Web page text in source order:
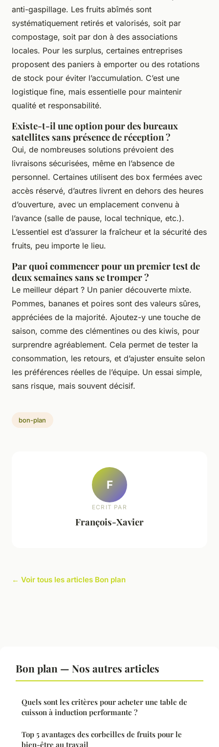
anti-gaspillage. Les fruits abîmés sont
systématiquement retirés et valorisés, soit par
compostage, soit par don à des associations
locales. Pour les surplus, certaines entreprises
proposent des paniers à emporter ou des rotations
de stock pour éviter l’accumulation. C’est une
logistique fine, mais essentielle pour maintenir
qualité et responsabilité.
Existe-t-il une option pour des bureaux
satellites sans présence de réception ?
Oui, de nombreuses solutions prévoient des
livraisons sécurisées, même en l’absence de
personnel. Certaines utilisent des box fermées avec
accès réservé, d’autres livrent en dehors des heures
d’ouverture, avec un emplacement convenu à
l’avance (salle de pause, local technique, etc.).
L’essentiel est d’assurer la fraîcheur et la sécurité des
fruits, peu importe le lieu.
Par quoi commencer pour un premier test de
deux semaines sans se tromper ?
Le meilleur départ ? Un panier découverte mixte.
Pommes, bananes et poires sont des valeurs sûres,
appréciées de la majorité. Ajoutez-y une touche de
saison, comme des clémentines ou des kiwis, pour
surprendre agréablement. Cela permet de tester la
consommation, les retours, et d’ajuster ensuite selon
les préférences réelles de l’équipe. Un essai simple,
sans risque, mais souvent décisif.
bon-plan
F
ECRIT PAR
François-Xavier
← Voir tous les articles Bon plan
Bon plan — Nos autres articles
Quels sont les critères pour acheter une table de
cuisson à induction performante ?
Top 5 avantages des corbeilles de fruits pour le
bien-être au travail